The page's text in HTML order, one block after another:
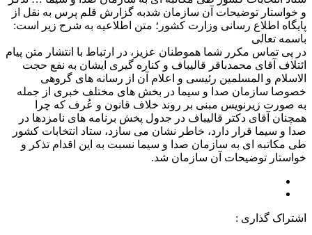
و خواستار توضیحات آن سازمان شدبه گزارش قلم پرس به نقل از
پایگاه اطلاع رسانی وزارت کشور؛ متن اطلاعیه به شرح زیر است:
باسمه تعالی
در پی تماس مکرر شما هموطنان عزیز، در ارتباط با انتشار متن پیام
ائتلاف آقای محمدباقر قالیباف و کناره گیری ایشان به نفع حجت
الاسلام و المسلمین رئیسی و اعلام آن از رسانه های گروهی
خصوصا سازمان صدا و سیما در بخش های مختلف خبری از جمله
به صورت زیرنویس مبنی بر روند خلاف قانون و عُرف که چرا
همچنان آقای دکتر قالیباف در جدول پخش برنامه هاى نامزدها در
صدا و سیما قرار دارد، خاطر نشان می سازد، ستاد انتخابات کشور
طی مکاتبه ای به سازمان صدا و سیما نسبت به این اقدام تذکر و
خواستار توضیحات آن سازمان شد.
اشتراک گذاری :